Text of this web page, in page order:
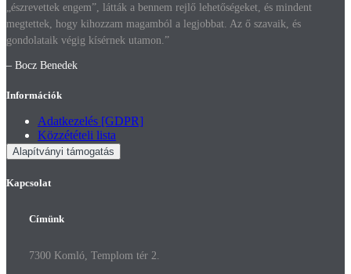
„észrevettek engem”, látták a bennem rejlő lehetőségeket, és mindent
megtettek, hogy kihozzam magamból a legjobbat. Az ő szavaik, és
gondolataik végig kísérnek utamon.”
– Bocz Benedek
Információk
Adatkezelés [GDPR]
Közzétételi lista
Alapítványi támogatás
Kapcsolat
Címünk
7300 Komló, Templom tér 2.